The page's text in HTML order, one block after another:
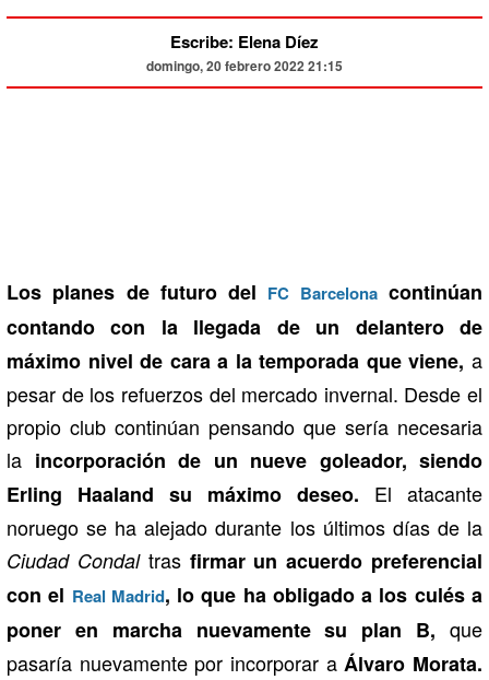
Escribe: Elena Díez
domingo, 20 febrero 2022 21:15
Los planes de futuro del FC Barcelonacontinúan
contando con la llegada de un delantero de
máximo nivel de cara a la temporada que viene, a
pesar de los refuerzos del mercado invernal. Desde el
propio club continúan pensando que sería necesaria
la incorporación de un nueve goleador, siendo
Erling Haaland su máximo deseo. El atacante
noruego se ha alejado durante los últimos días de la
Ciudad Condaltras firmar un acuerdo preferencial
con el Real Madrid, lo que ha obligado a los culés a
poner en marcha nuevamente su plan B, que
pasaría nuevamente por incorporar a Álvaro Morata.